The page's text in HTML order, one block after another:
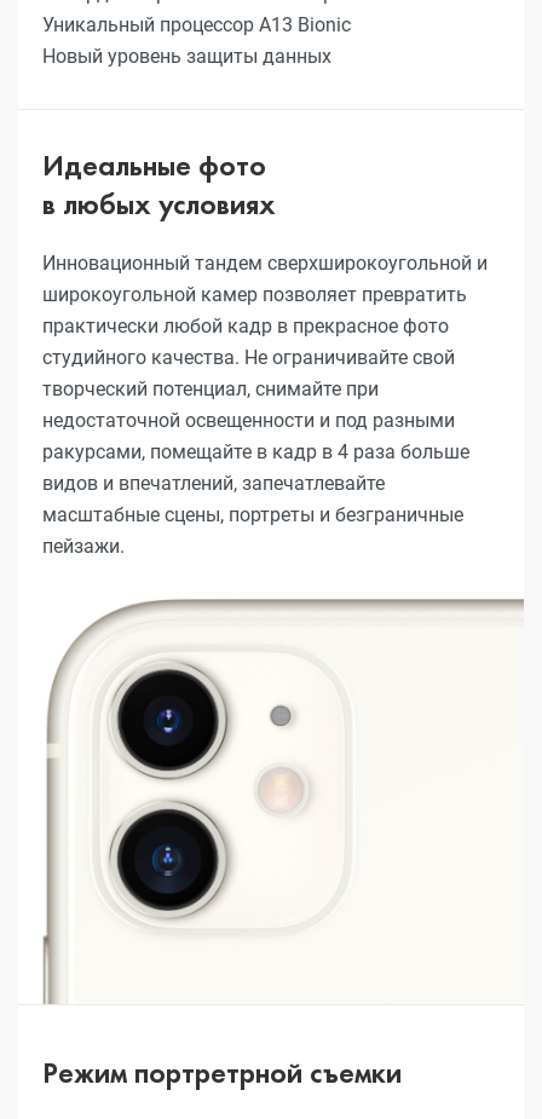
Уникальный процессор A13 Bionic
Новый уровень защиты данных
Идеальные фото
в любых условиях
Инновационный тандем сверхширокоугольной и
широкоугольной камер позволяет превратить
практически любой кадр в прекрасное фото
студийного качества. Не ограничивайте свой
творческий потенциал, снимайте при
недостаточной освещенности и под разными
ракурсами, помещайте в кадр в 4 раза больше
видов и впечатлений, запечатлевайте
масштабные сцены, портреты и безграничные
пейзажи.
Режим портретрной съемки